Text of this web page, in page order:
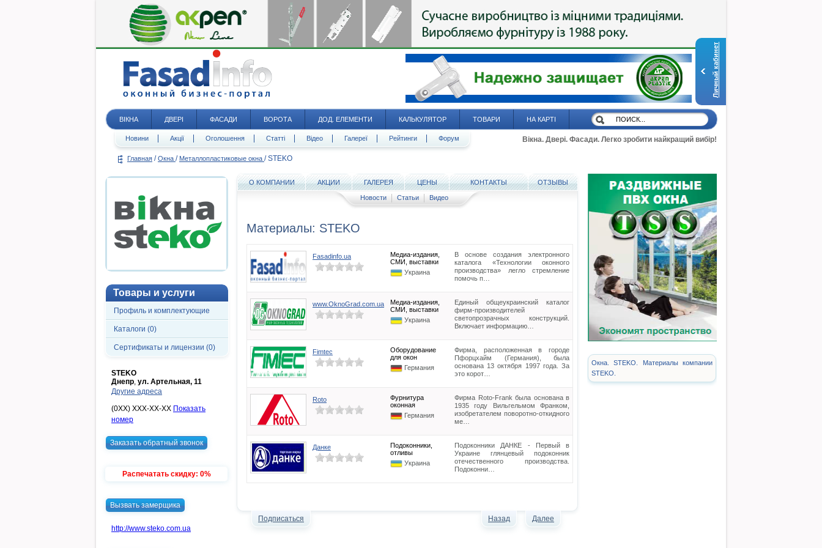
Личный кабинет
ВІКНА ДВЕРІ ФАСАДИ ВОРОТА ДОД. ЕЛЕМЕНТИ КАЛЬКУЛЯТОР ТОВАРИ НА КАРТІ
Новини Акції Оголошення Статті Відео Галереї Рейтинги Форум Вікна. Двері. Фасади. Легко зробити найкращий вибір!
Главная / Окна / Металлопластиковые окна / STEKO
Товары и услуги
Профиль и комплектующие
Каталоги (0)
Сертификаты и лицензии (0)
STEKO
Днепр, ул. Артельная, 11
Другие адреса
(0XX) XXX-XX-XX Показать
номер
Заказать обратный звонок
Распечатать скидку: 0%
Вызвать замерщика
http://www.steko.com.ua
О КОМПАНИИ АКЦИИ ГАЛЕРЕЯ ЦЕНЫ КОНТАКТЫ ОТЗЫВЫ
Новости Статьи Видео
Материалы: STEKO
Fasadinfo.ua
Медиа-издания,
СМИ, выставки
Украина
В основе создания электронного
каталога «Технологии оконного
производства» легло стремление
помочь п…
www.OknoGrad.com.ua
Медиа-издания,
СМИ, выставки
Украина
Единый общеукраинский каталог
фирм-производителей
светопрозрачных конструкций.
Включает информацию…
Fimtec
Оборудование
для окон
Германия
Фирма, расположенная в городе
Пфорцхайм (Германия), была
основана 13 октября 1997 года. За
это корот…
Roto
Фурнитура
оконная
Германия
Фирма Roto-Frank была основана в
1935 году Вильгельмом Франком,
изобретателем поворотно-откидного
ме…
Данке
Подоконники,
отливы
Украина
Подоконники ДАНКЕ - Первый в
Украине глянцевый подоконник
отечественного производства.
Подоконни…
Подписаться Назад Далее
Окна. STEKO. Материалы компании
STEKO.